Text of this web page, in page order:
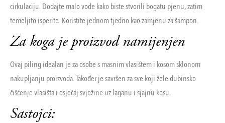
cirkulaciju. Dodajte malo vode kako biste stvorili bogatu pjenu, zatim
temeljito isperite. Koristite jednom tjedno kao zamjenu za šampon.
Za koga je proizvod namijenjen
Ovaj piling idealan je za osobe s masnim vlasištem i kosom sklonom
nakupljanju proizvoda. Također je savršen za sve koji žele dubinsko
čišćenje vlasišta i osjećaj svježine uz laganu i sjajnu kosu.
Sastojci: